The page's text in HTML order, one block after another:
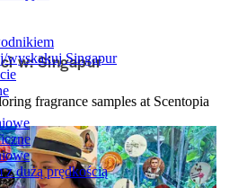
wyskakuj Singapur
dużą prędkością
w: Singapur
fragrance samples at Scentopia